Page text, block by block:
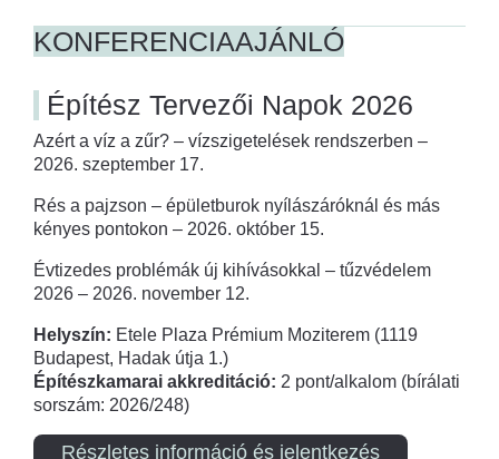
KONFERENCIAAJÁNLÓ
Építész Tervezői Napok 2026
Azért a víz a zűr? – vízszigetelések rendszerben –
2026. szeptember 17.
Rés a pajzson – épületburok nyílászáróknál és más
kényes pontokon – 2026. október 15.
Évtizedes problémák új kihívásokkal – tűzvédelem
2026 – 2026. november 12.
Helyszín: Etele Plaza Prémium Moziterem (1119
Budapest, Hadak útja 1.)
Építészkamarai akkreditáció: 2 pont/alkalom (bírálati
sorszám: 2026/248)
Részletes információ és jelentkezés